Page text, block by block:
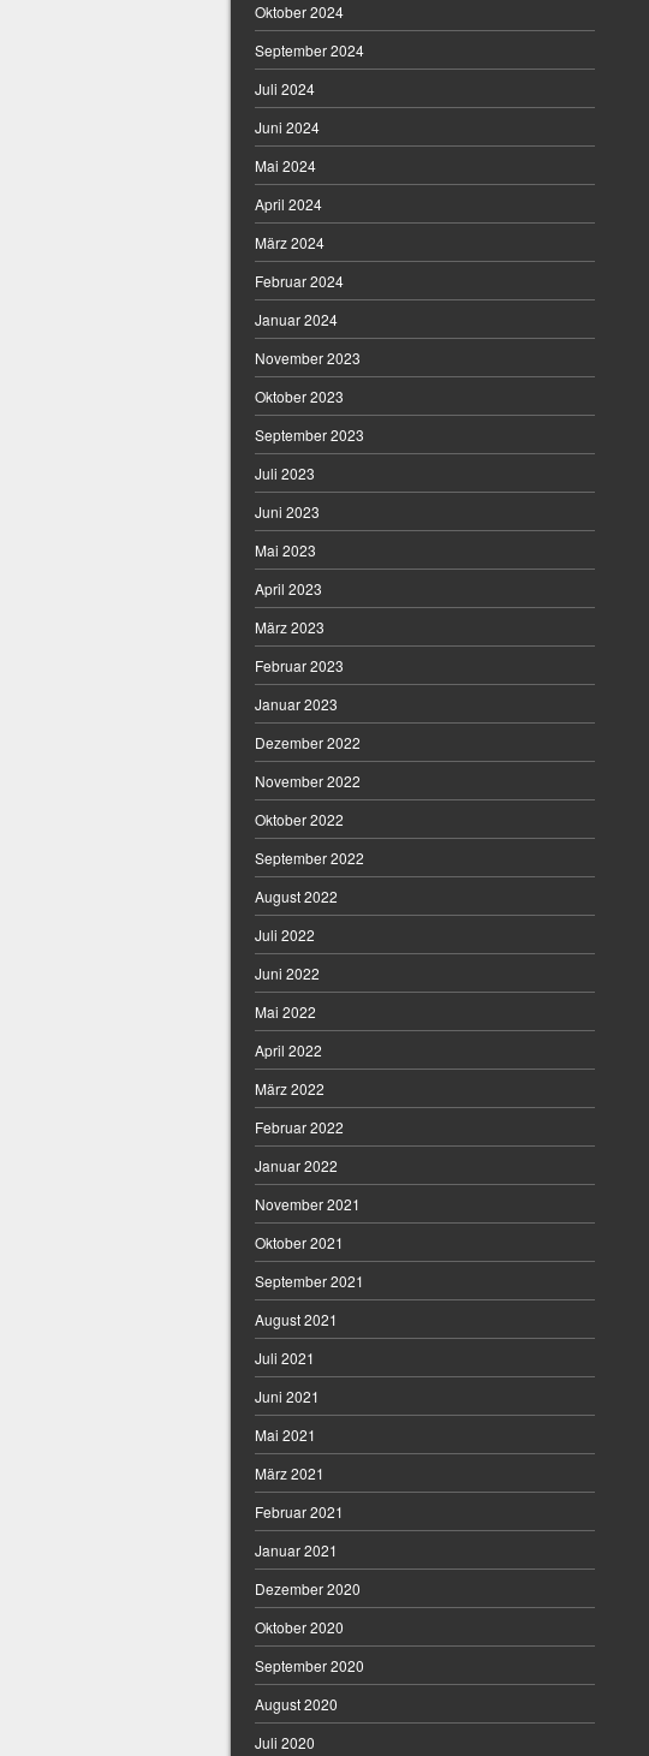
Oktober 2024
September 2024
Juli 2024
Juni 2024
Mai 2024
April 2024
März 2024
Februar 2024
Januar 2024
November 2023
Oktober 2023
September 2023
Juli 2023
Juni 2023
Mai 2023
April 2023
März 2023
Februar 2023
Januar 2023
Dezember 2022
November 2022
Oktober 2022
September 2022
August 2022
Juli 2022
Juni 2022
Mai 2022
April 2022
März 2022
Februar 2022
Januar 2022
November 2021
Oktober 2021
September 2021
August 2021
Juli 2021
Juni 2021
Mai 2021
März 2021
Februar 2021
Januar 2021
Dezember 2020
Oktober 2020
September 2020
August 2020
Juli 2020